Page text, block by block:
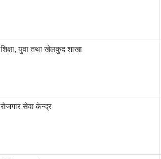
शिक्षा, युवा तथा खेलकुद शाखा
रोजगार सेवा केन्द्र